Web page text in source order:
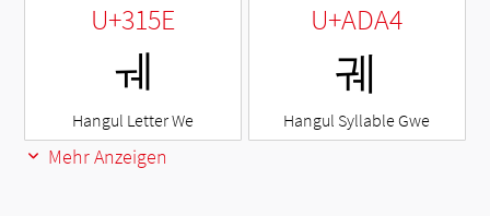
U+315E
ㅞ
Hangul Letter We
U+ADA4
궤
Hangul Syllable Gwe
Mehr Anzeigen